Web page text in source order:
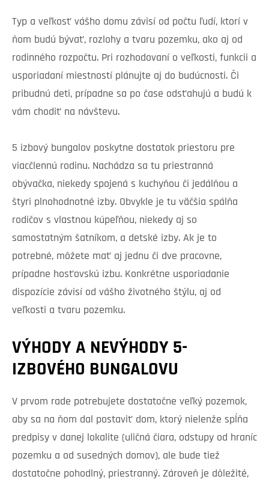
Typ a veľkosť vášho domu závisí od počtu ľudí, ktorí v
ňom budú bývať, rozlohy a tvaru pozemku, ako aj od
rodinného rozpočtu. Pri rozhodovaní o veľkosti, funkcii a
usporiadaní miestností plánujte aj do budúcnosti. Či
pribudnú deti, prípadne sa po čase odsťahujú a budú k
vám chodiť na návštevu.
5 izbový bungalov poskytne dostatok priestoru pre
viacčlennú rodinu. Nachádza sa tu priestranná
obývačka, niekedy spojená s kuchyňou či jedálňou a
štyri plnohodnotné izby. Obvykle je tu väčšia spálňa
rodičov s vlastnou kúpeľňou, niekedy aj so
samostatným šatníkom, a detské izby. Ak je to
potrebné, môžete mať aj jednu či dve pracovne,
prípadne hosťovskú izbu. Konkrétne usporiadanie
dispozície závisí od vášho životného štýlu, aj od
veľkosti a tvaru pozemku.
VÝHODY A NEVÝHODY 5-
IZBOVÉHO BUNGALOVU
V prvom rade potrebujete dostatočne veľký pozemok,
aby sa na ňom dal postaviť dom, ktorý nielenže spĺňa
predpisy v danej lokalite (uličná čiara, odstupy od hraníc
pozemku a od susedných domov), ale bude tiež
dostatočne pohodlný, priestranný. Zároveň je dôležité,